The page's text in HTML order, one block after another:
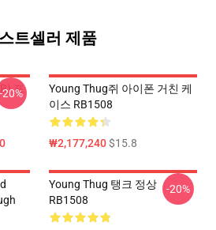
트셀러 제품
포
-20%
Young Thug쥐 아이폰 거친 케
이스 RB1508
₩2,177,240$15.8
Young Thug 탱크 정상
RB1508
-20%